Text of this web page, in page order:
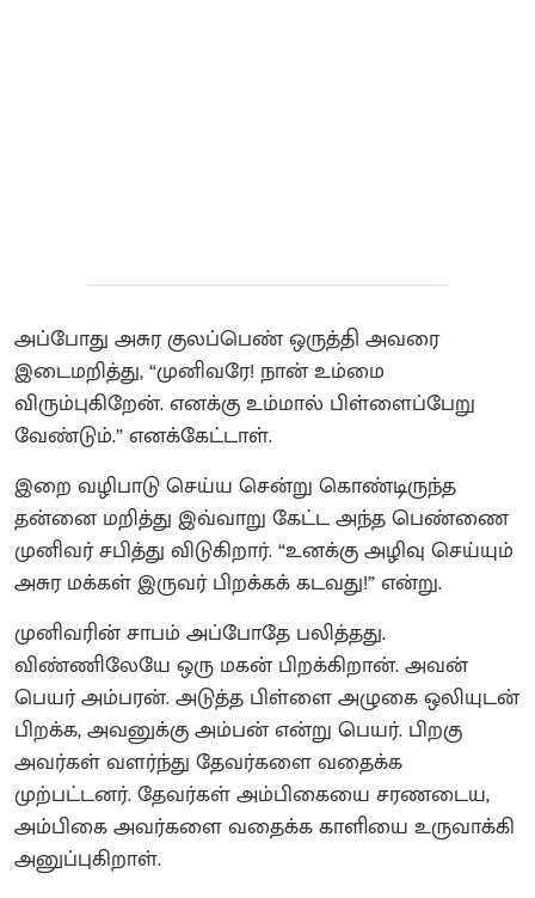
அப்போது அசுர குலப்பெண் ஒருத்தி அவரை
இடைமறித்து, “முனிவரே! நான் உம்மை
விரும்புகிறேன். எனக்கு உம்மால் பிள்ளைப்பேறு
வேண்டும்.” எனக்கேட்டாள்.
இறை வழிபாடு செய்ய சென்று கொண்டிருந்த
தன்னை மறித்து இவ்வாறு கேட்ட அந்த பெண்ணை
முனிவர் சபித்து விடுகிறார். “உனக்கு அழிவு செய்யும்
அசுர மக்கள் இருவர் பிறக்கக் கடவது!” என்று.
முனிவரின் சாபம் அப்போதே பலித்தது.
விண்ணிலேயே ஒரு மகன் பிறக்கிறான். அவன்
பெயர் அம்பரன். அடுத்த பிள்ளை அழுகை ஒலியுடன்
பிறக்க, அவனுக்கு அம்பன் என்று பெயர். பிறகு
அவர்கள் வளர்ந்து தேவர்களை வதைக்க
முற்பட்டனர். தேவர்கள் அம்பிகையை சரணடைய,
அம்பிகை அவர்களை வதைக்க காளியை உருவாக்கி
அனுப்புகிறாள்.